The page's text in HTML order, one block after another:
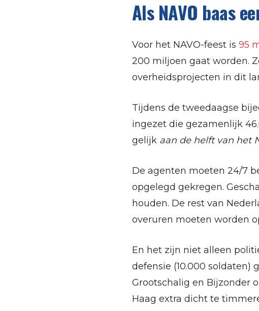
Als NAVO baas
Voor het NAVO-feest is 95
200 miljoen gaat worden.
overheidsprojecten in dit
Tijdens de tweedaagse
ingezet die gezamenlijk
gelijk aan de helft van het
De agenten moeten 24/7
opgelegd gekregen.
houden. De rest van
overuren moeten worden
En het zijn niet alleen
defensie (10.000 soldaten)
Grootschalig en Bijzonder
Haag extra dicht te